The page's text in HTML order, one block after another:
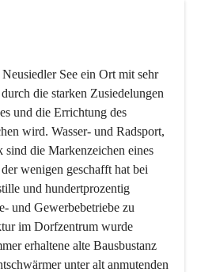
See ein Ort mit sehr
die starken Zusiedelungen
und die Errichtung des
wird. Wasser- und Radsport,
die Markenzeichen eines
wenigen geschafft hat bei
und hundertprozentig
und Gewerbebetriebe zu
im Dorfzentrum wurde
erhaltene alte Bausbustanz
unter alt anmutenden